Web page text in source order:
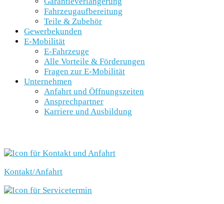
Fahrzeugaufbereitung
Teile & Zubehör
Gewerbekunden
E-Mobilität
E-Fahrzeuge
Alle Vorteile & Förderungen
Fragen zur E-Mobilität
Unternehmen
Anfahrt und Öffnungszeiten
Ansprechpartner
Karriere und Ausbildung
Kontakt/Anfahrt